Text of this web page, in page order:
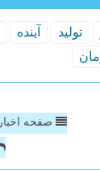
تولید آینده
صفحه اخبار